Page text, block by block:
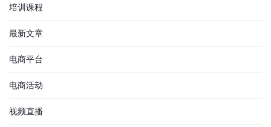
培训课程
最新文章
电商平台
电商活动
视频直播